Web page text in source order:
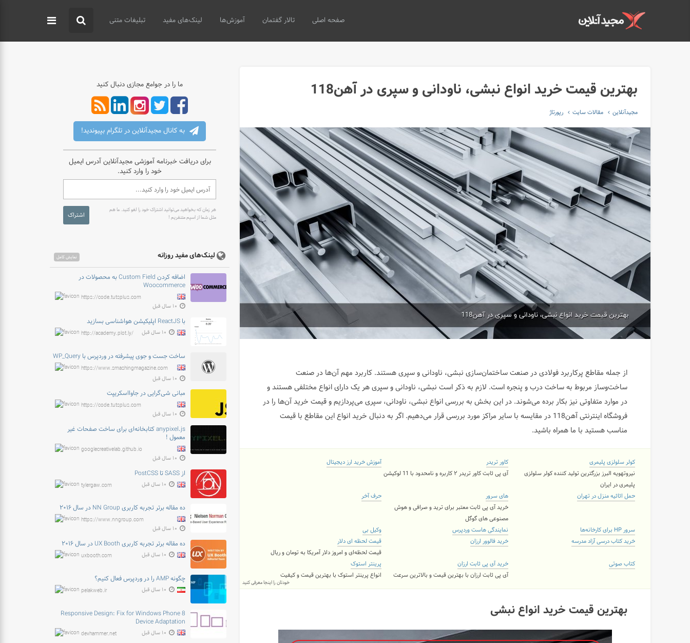
صفحه اصلی تالار گفتمان آموزش‌ها لینک‌های مفید تبلیغات متنی
بهترین قیمت خرید انواع نبشی، ناودانی و سپری در آهن118
مجیدآنلاین مقالات سایت رپورتاژ
از جمله مقاطع پرکاربرد فولادی در صنعت ساختمان‌سازی نبشی، ناودانی و سپری هستند. کاربرد مهم آن‌ها در صنعت
ساخت‌وساز مربوط به ساخت درب و پنجره است. لازم به ذکر است نبشی، ناودانی و سپری هر یک دارای انواع مختلفی هستند و
در موارد متفاوتی نیز بکار برده می‌شوند. در این بخش به بررسی انواع نبشی، ناودانی، سپری می‌پردازیم و قیمت خرید آن‌ها را در
فروشگاه اینترنتی آهن118 در مقایسه با سایر مراکز مورد بررسی قرار می‌دهیم. اگر به دنبال خرید انواع این مقاطع با قیمت
مناسب هستید با ما همراه باشید.
کولر سلولزی پلیمری
نیروتهویه البرز بزرگترین تولید کننده کولر سلولزی
پلیمری در ایران
کاور تریدر
آی پی ثابت کاور تریدر ۲ کاربره و نامحدود با 11 لوکیشن
آموزش خرید ارز دیجیتال
حمل اثاثیه منزل در تهران
های سرور
خرید آی پی ثابت معتبر برای ترید و صرافی و هوش
مصنوعی های گوگل
حرف آخر
سرور HP برای کارخانه‌ها نمایندگی هاست وردپرس
وکیل بی
خرید کتاب درسی آزاد مدرسه
خرید فالوور ارزان
قیمت لحظه ای دلار
قیمت لحظه‌ای و امروز دلار آمریکا به تومان و ریال
کتاب صوتی
خرید آی پی ثابت ارزان
آی پی ثابت ارزان با بهترین قیمت و بالاترین سرعت
پرینتر استوک
انواع پرینتر استوک با بهترین قیمت و کیفیت
خودتان را اینجا معرفی کنید
بهترین قیمت خرید انواع نبشی
ما را در جوامع مجازی دنبال کنید
به کانال مجیدآنلاین در تلگرام بپیوندید!
برای دریافت خبرنامه آموزشی مجیدآنلاین آدرس ایمیل
خود را وارد کنید.
هر زمان که بخواهید می‌توانید اشتراک خود را لغو کنید. ما هم
مثل شما از اسپم متنفریم !
اشتراک
لینک‌های مفید روزانه نمایش کامل
اضافه کردن Custom Field به محصولات در
Woocommerce
https://code.tutsplus.com
۱۰ سال قبل
با ReactJS اپلیکیشن هواشناسی بسازید
http://academy.plot.ly/ ۱۰ سال قبل
ساخت جست و جوی پیشرفته در وردپرس با WP_Query
https://www.smashingmagazine.com
۱۰ سال قبل
مبانی شی‌گرایی در جاوااسکریپت
https://code.tutsplus.com
۱۰ سال قبل
anypixel.js کتابخانه‌ای برای ساخت صفحات غیر
معمول !
googlecreativelab.github.io
۱۰ سال قبل
از SASS تا PostCSS
tylergaw.com ۱۰ سال قبل
ده مقاله برتر تجربه کاربری NN Group در سال ۲۰۱۶
https://www.nngroup.com
۱۰ سال قبل
ده مقاله برتر تجربه کاربری UX Booth در سال ۲۰۱۶
uxbooth.com ۱۰ سال قبل
چگونه AMP را در وردپرس فعال کنیم؟
pelakweb.ir ۱۰ سال قبل
Responsive Design: Fix for Windows Phone 8
Device Adaptation
devhammer.net ۱۰ سال قبل